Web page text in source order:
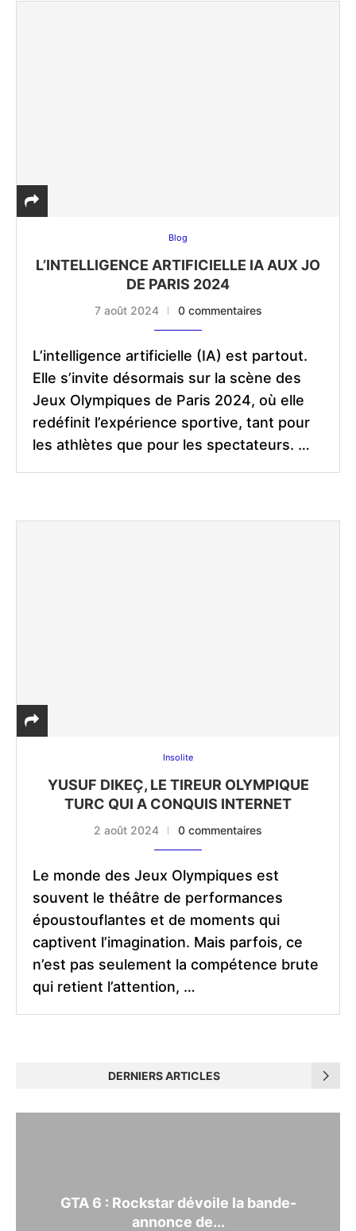
Blog
L’INTELLIGENCE ARTIFICIELLE IA AUX JO
DE PARIS 2024
7 août 2024 0 commentaires
L’intelligence artificielle (IA) est partout.
Elle s’invite désormais sur la scène des
Jeux Olympiques de Paris 2024, où elle
redéfinit l’expérience sportive, tant pour
les athlètes que pour les spectateurs. …
Insolite
YUSUF DIKEÇ, LE TIREUR OLYMPIQUE
TURC QUI A CONQUIS INTERNET
2 août 2024 0 commentaires
Le monde des Jeux Olympiques est
souvent le théâtre de performances
époustouflantes et de moments qui
captivent l’imagination. Mais parfois, ce
n’est pas seulement la compétence brute
qui retient l’attention, …
DERNIERS ARTICLES
GTA 6 : Rockstar dévoile la bande-
annonce de...